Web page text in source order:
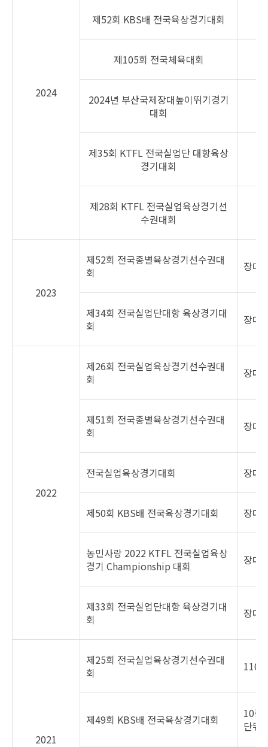
2024
제52회 KBS배 전국육상경기대회
제105회 전국체육대회
2024년 부산국제장대높이뛰기경기
대회
제35회 KTFL 전국실업단 대항육상
경기대회
제28회 KTFL 전국실업육상경기선
수권대회
2023
제52회 전국종별육상경기선수권대
회
장대
제34회 전국실업단대항 육상경기대
회
장대
2022
제26회 전국실업육상경기선수권대
회
장대
제51회 전국종별육상경기선수권대
회
장대
전국실업육상경기대회 장대
제50회 KBS배 전국육상경기대회 장대
농민사랑 2022 KTFL 전국실업육상
경기 Championship 대회
장대
제33회 전국실업단대항 육상경기대
회
장대
2021
제25회 전국실업육상경기선수권대
회
제49회 KBS배 전국육상경기대회
10종
단뛰